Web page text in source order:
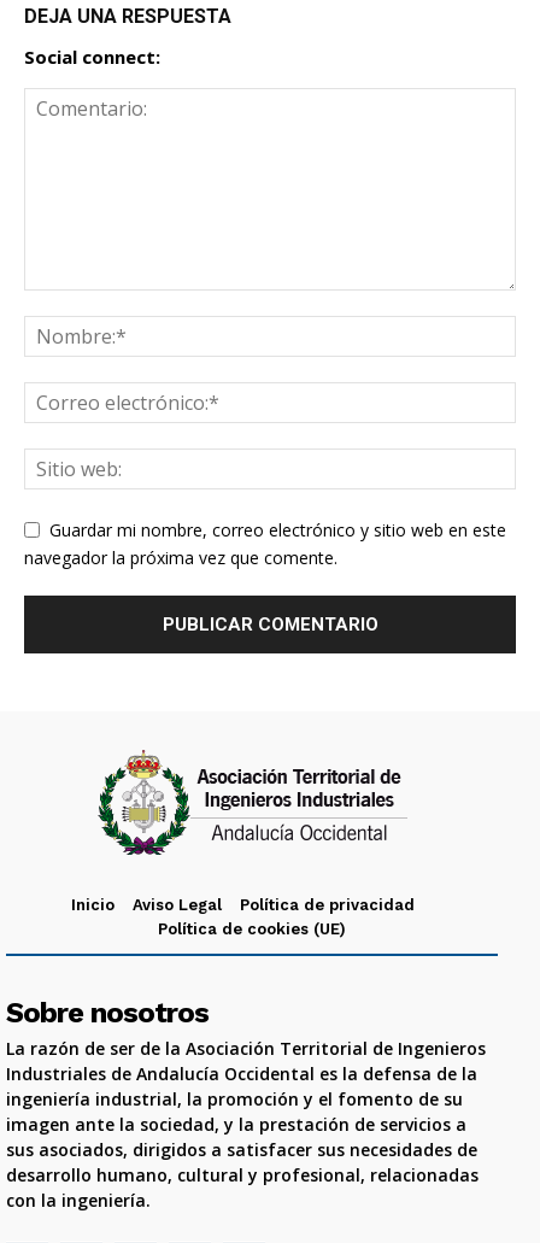
DEJA UNA RESPUESTA
Social connect:
Guardar mi nombre, correo electrónico y sitio web en este
navegador la próxima vez que comente.
Inicio Aviso Legal
Política de privacidad
Política de cookies (UE)
Sobre nosotros
La razón de ser de la Asociación Territorial de Ingenieros
Industriales de Andalucía Occidental es la defensa de la
ingeniería industrial, la promoción y el fomento de su
imagen ante la sociedad, y la prestación de servicios a
sus asociados, dirigidos a satisfacer sus necesidades de
desarrollo humano, cultural y profesional, relacionadas
con la ingeniería.